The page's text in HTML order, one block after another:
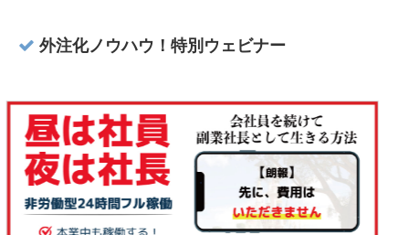
外注化ノウハウ！特別ウェビナー